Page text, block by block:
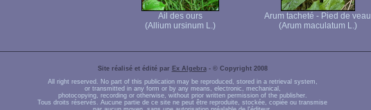
Ail des ours
(Allium ursinum L.)
Arum tacheté - Pied de veau
(Arum maculatum L.)
Site réalisé et édité par Ex Algebra- © Copyright 2008
All right reserved. No part of this publication may be reproduced, stored in a retrieval system,
or transmitted in any form or by any means, electronic, mechanical,
photocopying, recording or otherwise, without prior written permission of the publisher.
Tous droits réservés. Aucune partie de ce site ne peut être reproduite, stockée, copiée ou transmise